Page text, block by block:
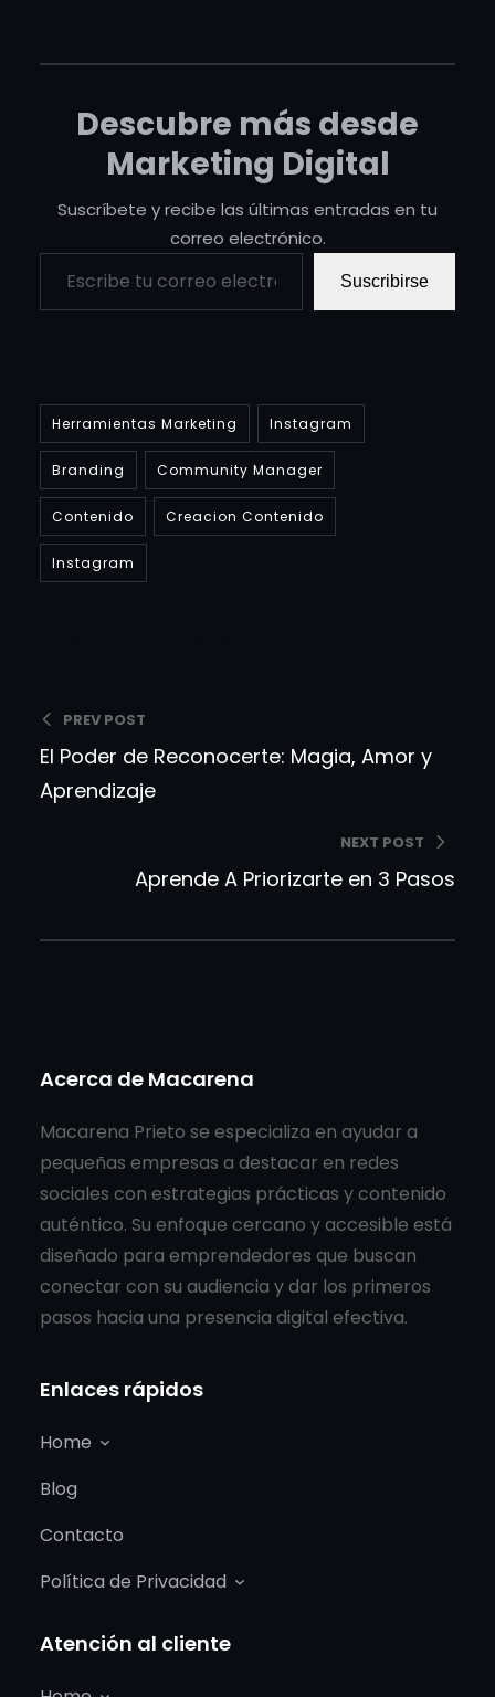
Descubre más desde
Marketing Digital
Suscríbete y recibe las últimas entradas en tu
correo electrónico.
Suscribirse
Herramientas Marketing Instagram
Branding Community Manager
Contenido Creacion Contenido
Instagram
PREV POST
El Poder de Reconocerte: Magia, Amor y
Aprendizaje
NEXT POST
Aprende A Priorizarte en 3 Pasos
Acerca de Macarena
Macarena Prieto se especializa en ayudar a
pequeñas empresas a destacar en redes
sociales con estrategias prácticas y contenido
auténtico. Su enfoque cercano y accesible está
diseñado para emprendedores que buscan
conectar con su audiencia y dar los primeros
pasos hacia una presencia digital efectiva.
Enlaces rápidos
Home
Blog
Contacto
Política de Privacidad
Atención al cliente